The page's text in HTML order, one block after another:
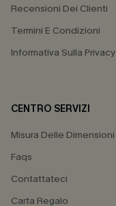
Recensioni Dei Clienti
Termini E Condizioni
Informativa Sulla Privacy
CENTRO SERVIZI
Misura Delle Dimensioni
Faqs
Contattateci
Carta Regalo